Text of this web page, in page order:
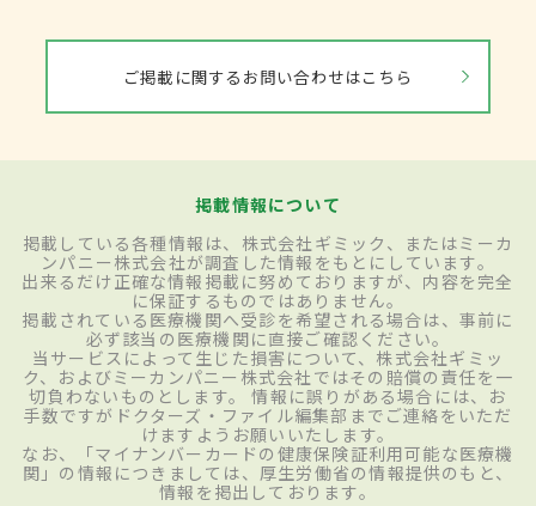
ご掲載に関するお問い合わせはこちら
掲載情報について
掲載している各種情報は、株式会社ギミック、またはミーカ
ンパニー株式会社が調査した情報をもとにしています。
出来るだけ正確な情報掲載に努めておりますが、内容を完全
に保証するものではありません。
掲載されている医療機関へ受診を希望される場合は、事前に
必ず該当の医療機関に直接ご確認ください。
当サービスによって生じた損害について、株式会社ギミッ
ク、およびミーカンパニー株式会社ではその賠償の責任を一
切負わないものとします。 情報に誤りがある場合には、お
手数ですがドクターズ・ファイル編集部までご連絡をいただ
けますようお願いいたします。
なお、「マイナンバーカードの健康保険証利用可能な医療機
関」の情報につきましては、厚生労働省の情報提供のもと、
情報を掲出しております。